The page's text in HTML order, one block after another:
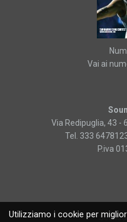
Utilizziamo i cookie per
Vai ai
Via Redipuglia, 43 -
Tel. 333
P.iva